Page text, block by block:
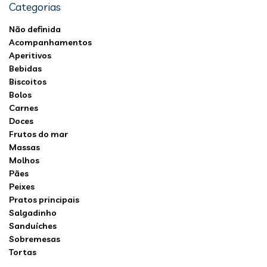
Categorias
Não definida
Acompanhamentos
Aperitivos
Bebidas
Biscoitos
Bolos
Carnes
Doces
Frutos do mar
Massas
Molhos
Pães
Peixes
Pratos principais
Salgadinho
Sanduíches
Sobremesas
Tortas